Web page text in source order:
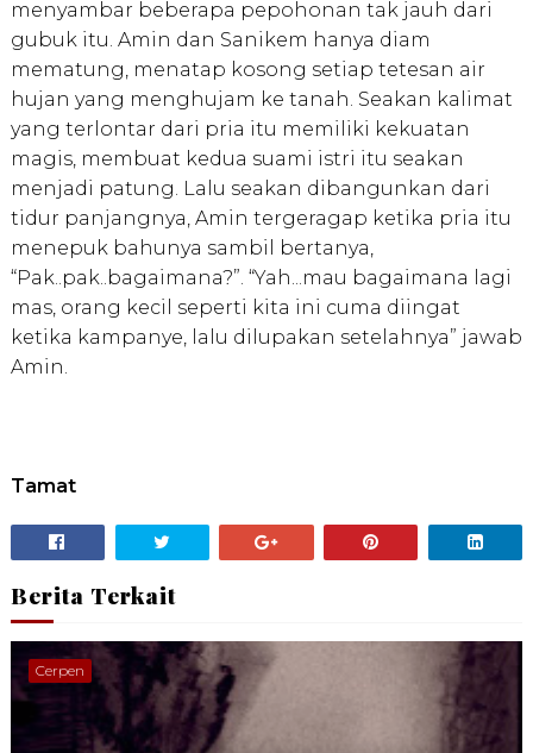
menyambar beberapa pepohonan tak jauh dari
gubuk itu. Amin dan Sanikem hanya diam
mematung, menatap kosong setiap tetesan air
hujan yang menghujam ke tanah. Seakan kalimat
yang terlontar dari pria itu memiliki kekuatan
magis, membuat kedua suami istri itu seakan
menjadi patung. Lalu seakan dibangunkan dari
tidur panjangnya, Amin tergeragap ketika pria itu
menepuk bahunya sambil bertanya,
“Pak..pak..bagaimana?”. “Yah...mau bagaimana lagi
mas, orang kecil seperti kita ini cuma diingat
ketika kampanye, lalu dilupakan setelahnya” jawab
Amin.
Tamat
Berita Terkait
Cerpen